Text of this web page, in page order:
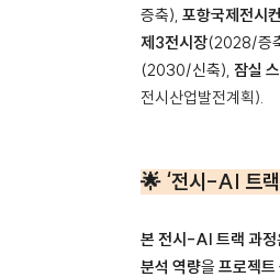
증축), 포항국제전시
제3전시장(2028/증
(2030/신축), 잠실
전시산업발전계획).
🌟 ‘전시-AI 트랙
본 전시-AI 트랙 과정
분석 역량을 프로젝